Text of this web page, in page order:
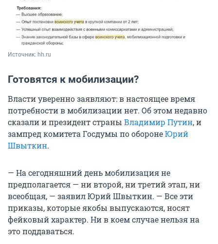
Источник: hh.ru
Готовятся к мобилизации?
Власти уверенно заявляют: в настоящее время
потребности в мобилизации нет. Об этом недавно
сказали и президент страны Владимир Путин, и
зампред комитета Госдумы по оборонеЮрий
Швыткин.
— На сегодняшний день мобилизация не
предполагается — ни второй, ни третий этап, ни
всеобщая, — заявил Юрий Швыткин. — Все эти
приказы, которые якобы выпускаются, носят
фейковый характер. Ни в коем случае нельзя на
это поддаваться.